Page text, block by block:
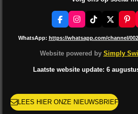
F
a
c
b
k
I
n
s
a
a
T
k
o
X
P
i
n
e
r
s
WhatsApp: https://whatsapp.com/channel/
Website powered by Simply
Laatste website update: 6
LEES HIER ONZE NIEUWSBRIEF